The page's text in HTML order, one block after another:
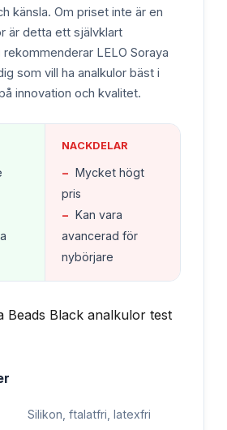
känsla. Om priset inte är en
är detta ett självklart
LELO Soraya
som vill ha analkulor bäst i
innovation och kvalitet.
NACKDELAR
− Mycket högt
pris
− Kan vara
avancerad för
nybörjare
Silikon, ftalatfri, latexfri